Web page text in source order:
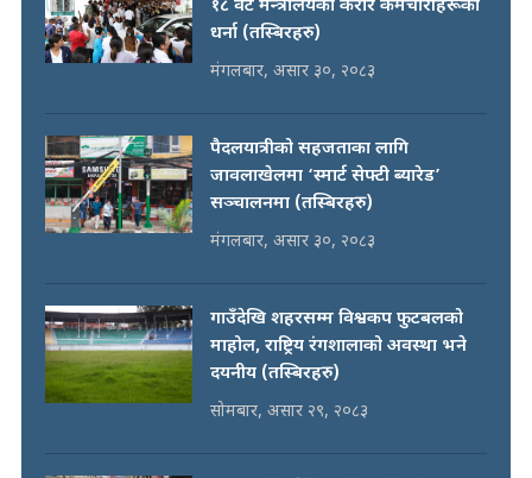
१८ वटै मन्त्रालयका करार कर्मचारीहरूको
धर्ना (तस्बिरहरु)
मंगलबार, असार ३०, २०८३
पैदलयात्रीको सहजताका लागि
जावलाखेलमा ‘स्मार्ट सेफ्टी ब्यारेड’
सञ्चालनमा (तस्बिरहरु)
मंगलबार, असार ३०, २०८३
गाउँदेखि शहरसम्म विश्वकप फुटबलको
माहोल, राष्ट्रिय रंगशालाको अवस्था भने
दयनीय (तस्बिरहरु)
सोमबार, असार २९, २०८३